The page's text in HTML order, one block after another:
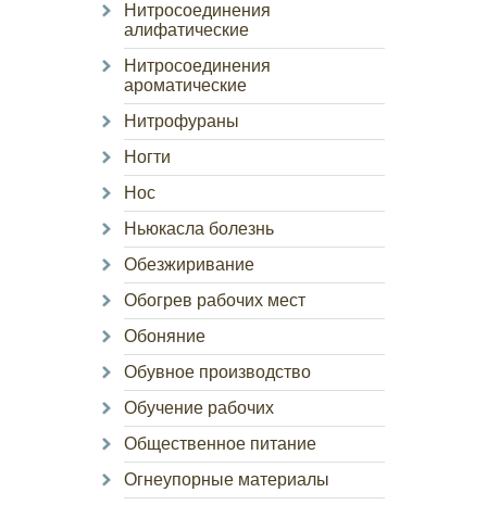
Нитросоединения
алифатические
Нитросоединения
ароматические
Нитрофураны
Ногти
Нос
Ньюкасла болезнь
Обезжиривание
Обогрев рабочих мест
Обоняние
Обувное производство
Обучение рабочих
Общественное питание
Огнеупорные материалы